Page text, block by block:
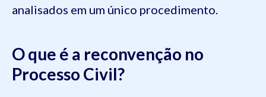
analisados em um único procedimento.
O que é a reconvenção no
Processo Civil?